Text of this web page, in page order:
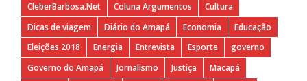
CleberBarbosa.Net
Coluna Argumentos
Cultura
Dicas de viagem
Diário do Amapá Economia
Educação
Eleições 2018
Energia Entrevista Esporte
governo
Governo do Amapá
Jornalismo Justiça
Macapá